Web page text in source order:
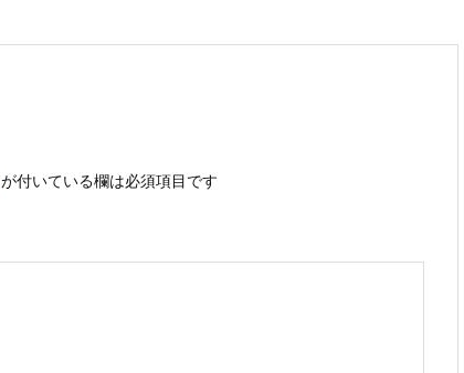
が付いている欄は必須項目です